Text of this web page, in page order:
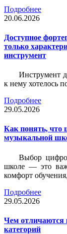
Подробнее
20.06.2026
Доступное
только
инструмент
Инструмент
к нему хотелось
Подробнее
29.05.2026
Как понять, что
музыкальной
Выбор
школе — это
комфорт
Подробнее
29.05.2026
Чем отличаются
категорий